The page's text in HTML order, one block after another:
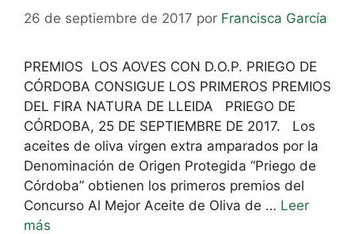
26 de septiembre de 2017 por Francisca García
PREMIOS LOS AOVES CON D.O.P. PRIEGO DE
CÓRDOBA CONSIGUE LOS PRIMEROS PREMIOS
DEL FIRA NATURA DE LLEIDA PRIEGO DE
CÓRDOBA, 25 DE SEPTIEMBRE DE 2017. Los
aceites de oliva virgen extra amparados por la
Denominación de Origen Protegida “Priego de
Córdoba” obtienen los primeros premios del
Concurso Al Mejor Aceite de Oliva de … Leer
más